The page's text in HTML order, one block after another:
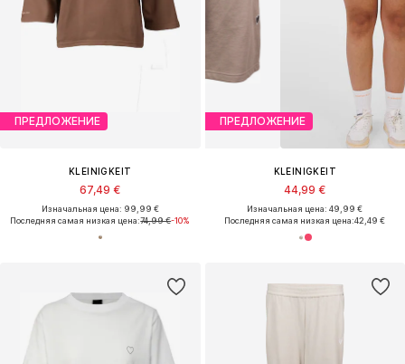
ПРЕДЛОЖЕНИЕ
KLEINIGKEIT
67,49 €
Изначальная цена: 99,99 €
Последняя самая низкая цена:74,99 €-10%
ПРЕДЛОЖЕНИЕ
KLEINIGKEIT
44,99 €
Изначальная цена: 49,99 €
Последняя самая низкая цена:42,49 €